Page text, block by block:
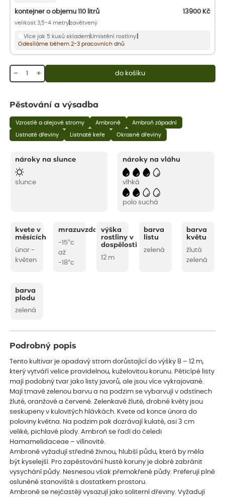
kontejner o objemu 110 litrů 13900 Kč
velikost 3,5-4 metryzavětvený
Více jak 5 kusů sklademUmístění rostliny:
Odesíláme během 2-3 pracovních dnů
+
− do košíku
Pěstování a výsadba
Vzrostlé a alejové stromy Ambroně Ambroň západní
Listnaté dřeviny Listnaté keře Okrasné dřeviny
nároky na slunce
slunce
nároky na vláhu
vlhká
polo suchá
kvete v
měsících
únor -
květen
mrazuvzdornost
-15°c
až
-18°c
výška
rostliny v
dospělosti
12 m
barva
listu
zelená
barva
květu
žlutá
zelená
barva
plodu
zelená
Podrobný popis
Tento kultivar je opadavý strom dorůstající do výšky 8 – 12 m,
který vytváří velice pravidelnou, kuželovitou korunu. Pěticípé listy
mají podobný tvar jako listy javorů, ale jsou více vykrajované.
Mají tmavě zelenou barvu a na podzim se vybarvují v odstínech
žluté, oranžové a červené. Zelenkavě žluté, drobné květy jsou
seskupeny v kulovitých hlávkách. Kvete od konce února do
poloviny května. Na podzim pak dozrávají kulaté, asi 3 cm
veliké, pichlavé plody. Ambroň se řadí do čeledi
Hamamelidaceae – vilínovité.
Ambroně vyžadují středně živnou, hlubší půdu, která by měla
být kyselejší. Pro zapěstování husté koruny je dobré zabránit
vysychání půdy. Nesnesou však přemokřené půdy. Preferují plně
osluněné stanoviště s dostatkem prostoru.
Ambroně se nejčastěji vysazují jako soliterní dřeviny. Vyžadují